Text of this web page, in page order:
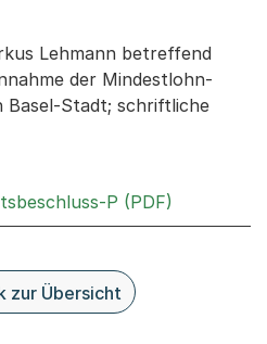
Lehmann betreffend
der Mindestlohn-
Stadt; schriftliche
P (PDF)
zur Übersicht